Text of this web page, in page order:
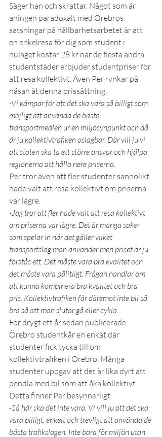
Säger han och skrattar. Något som är
aningen paradoxalt med Örebros
satsningar på hållbarhetsarbetet är att
en enkelresa för dig som student i
nuläget kostar 28 kr när de flesta andra
studentstäder erbjuder studentpriser för
att resa kollektivt. Även Per rynkar på
näsan åt denna prissättning.
-Vi kämpar för att det ska vara så billigt som
möjligt att använda de bästa
transportmedlen ur en miljösynpunkt och då
är ju kollektivtrafiken oslagbar. Där vill ju vi
att staten ska ta ett större ansvar och hjälpa
regionerna att hålla nere priserna.
Per tror även att fler studenter sannolikt
hade valt att resa kollektivt om priserna
var lägre.
-Jag tror att fler hade valt att resa kollektivt
om priserna var lägre. Det är många saker
som spelar in när det gäller vilket
transportslag man använder men priset är ju
förstås ett. Det måste vara bra kvalitet och
det måste vara pålitligt. Frågan handlar om
att kunna kombinera bra kvalitet och bra
pris. Kollektivtrafiken får däremot inte bli så
bra så att man slutar gå eller cykla.
För drygt ett år sedan publicerade
Örebro studentkår en enkät där
studenter fick tycka till om
kollektivtrafiken i Örebro. Många
studenter uppgav att det är lika dyrt att
pendla med bil som att åka kollektivt.
Detta finner Per besynnerligt.
-Så här ska det inte vara. Vi vill ju att det ska
vara billigt, enkelt och trevligt att använda de
bästa trafikslagen. Inte bara för miljön utan